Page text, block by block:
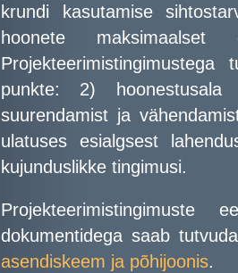
krundi kasutamise
hoonete
punkte: 2) hoonestusala
suurendamist ja
ulatuses esialgsest
kujunduslikke tingimusi.
Projekteerimistingimuste
dokumentidega saab
asendiskeem ja põhijoonis.